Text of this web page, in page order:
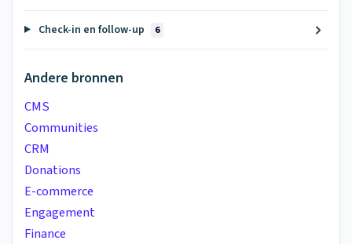
Check-in en follow-up 6
Andere bronnen
CMS
Communities
CRM
Donations
E-commerce
Engagement
Finance